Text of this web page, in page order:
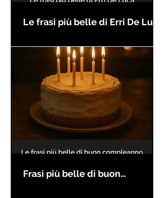
Le frasi più belle di Erri De Luca
Frasi più belle di buon